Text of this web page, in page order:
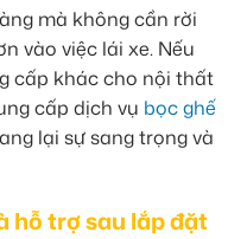
mà không cần rời
vào việc lái xe. Nếu
cấp khác cho nội thất
cấp dịch vụ bọc ghế
lại sự sang trọng và
hỗ trợ sau lắp đặt